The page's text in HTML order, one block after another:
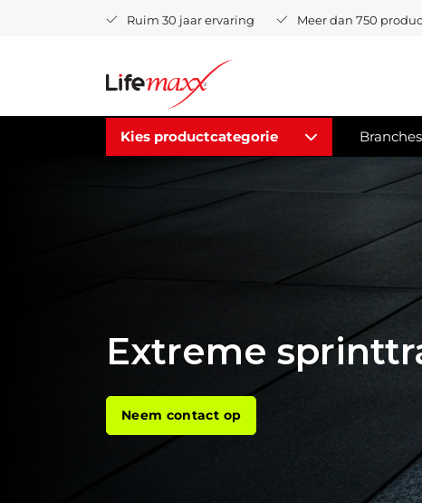
Ruim 30 jaar ervaring Meer dan 750
Kies productcategorie Branches
Extreme
Neem contact op